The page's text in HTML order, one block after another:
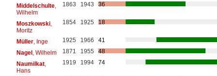
Middelschulte,
Wilhelm
1863 1943 36
Moszkowski,
Moritz
1854 1925 18
Müller, Inge 1925 1966
41
Nagel, Wilhelm 1871 1955
48
Naumilkat,
Hans
1919 1994 74